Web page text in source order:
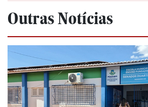
Outras Notícias